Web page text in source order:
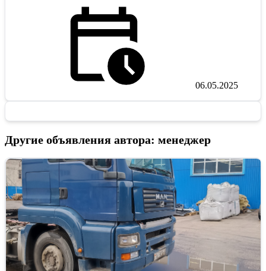
06.05.2025
Другие объявления автора: менеджер